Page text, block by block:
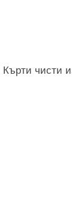
Кърти чисти